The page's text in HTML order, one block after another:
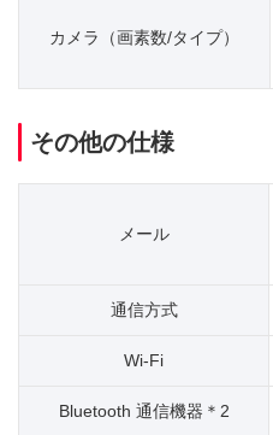
カメラ（画素数/タイプ）
その他の仕様
メール
通信方式
Wi-Fi
Bluetooth 通信機器＊2